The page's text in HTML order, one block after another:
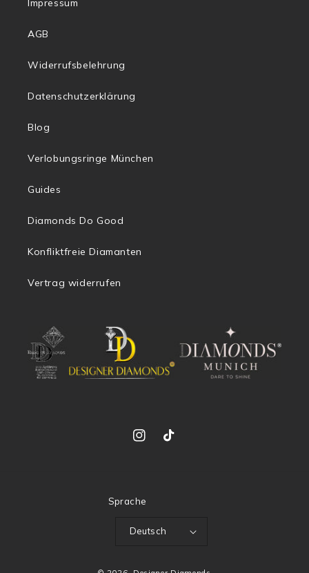
Impressum
AGB
Widerrufsbelehrung
Datenschutzerklärung
Blog
Verlobungsringe München
Guides
Diamonds Do Good
Konfliktfreie Diamanten
Vertrag widerrufen
InstagramTikTok
Sprache
Deutsch